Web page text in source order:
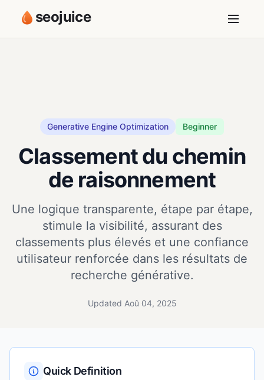
seojuice
Generative Engine Optimization Beginner
Classement du chemin
de raisonnement
Une logique transparente, étape par étape,
stimule la visibilité, assurant des
classements plus élevés et une confiance
utilisateur renforcée dans les résultats de
recherche générative.
Updated Aoû 04, 2025
Quick Definition